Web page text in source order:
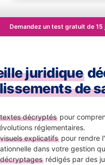
Demandez un test gratuit de 15
juridique
de
décryptéspour
réglementaires.
explicatifspour rendre
dans votre gestion
rédigés par des